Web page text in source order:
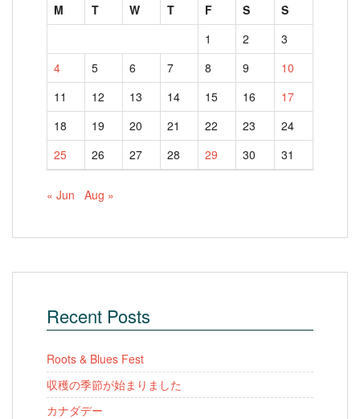
M
T W T F S
S
1
2
3
4
5 6 7 8 9
10
11
12 13 14 15 16
17
18
19 20 21 22 23
24
25
26 27 28 29 30 31
« Jun Aug »
Recent Posts
Roots & Blues Fest
収穫の季節が始まりました
カナダデー